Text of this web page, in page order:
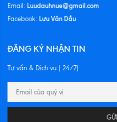
Email: Luudauhnue@gmail.com
Facebook: Lưu Văn Dầu
ĐĂNG KÝ NHẬN TIN
Tư vấn & Dịch vụ ( 24/7)
GỬI